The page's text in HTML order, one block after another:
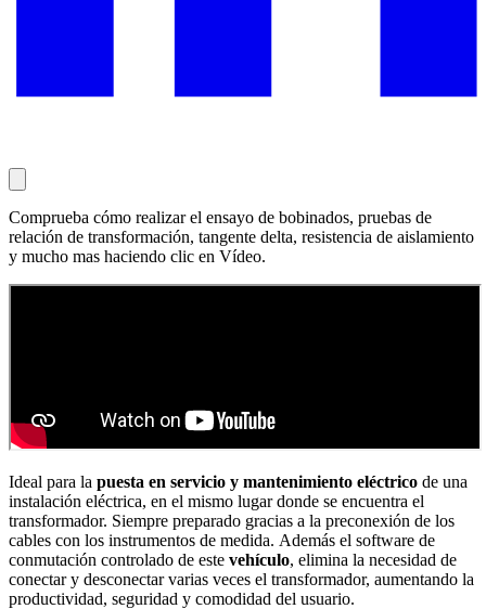
Comprueba cómo realizar el ensayo de bobinados, pruebas de
relación de transformación, tangente delta, resistencia de aislamiento
y mucho mas haciendo clic en Vídeo.
Ideal para la puesta en servicio y mantenimiento eléctrico de una
instalación eléctrica, en el mismo lugar donde se encuentra el
transformador. Siempre preparado gracias a la preconexión de los
cables con los instrumentos de medida. Además el software de
conmutación controlado de este vehículo, elimina la necesidad de
conectar y desconectar varias veces el transformador, aumentando la
productividad, seguridad y comodidad del usuario.